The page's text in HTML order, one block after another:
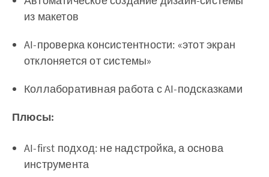
из макетов
AI-проверка консистентности: «этот экран
отклоняется от системы»
Коллаборативная работа с AI-подсказками
Плюсы:
AI-first подход: не надстройка, а основа
инструмента